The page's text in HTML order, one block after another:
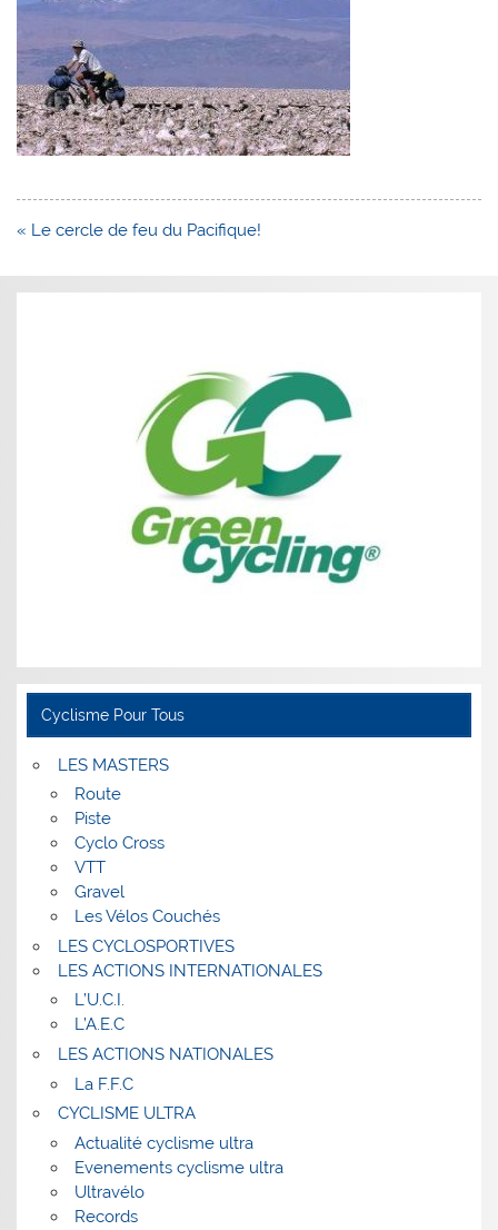
Navigation
l’article
« Le cercle de feu du Pacifique!
Cyclisme Pour Tous
LES MASTERS
Route
Piste
Cyclo Cross
VTT
Gravel
Les Vélos Couchés
LES CYCLOSPORTIVES
LES ACTIONS INTERNATIONALES
L’U.C.I.
L’A.E.C
LES ACTIONS NATIONALES
La F.F.C
CYCLISME ULTRA
Actualité cyclisme ultra
Evenements cyclisme ultra
Ultravélo
Records